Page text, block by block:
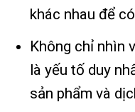
khác nhau để
Không chỉ nhìn
là yếu tố duy
sản phẩm và